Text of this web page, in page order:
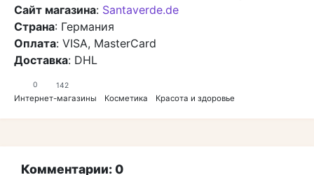
Сайт магазина: Santaverde.de
Страна: Германия
Оплата: VISA, MasterCard
Доставка: DHL
0 142
Интернет-магазины Косметика Красота и здоровье
Комментарии: 0